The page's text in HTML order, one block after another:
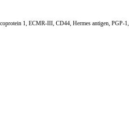
1, ECMR-III, CD44, Hermes antigen, PGP-